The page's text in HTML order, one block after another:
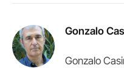
Gonzalo
Gonzalo